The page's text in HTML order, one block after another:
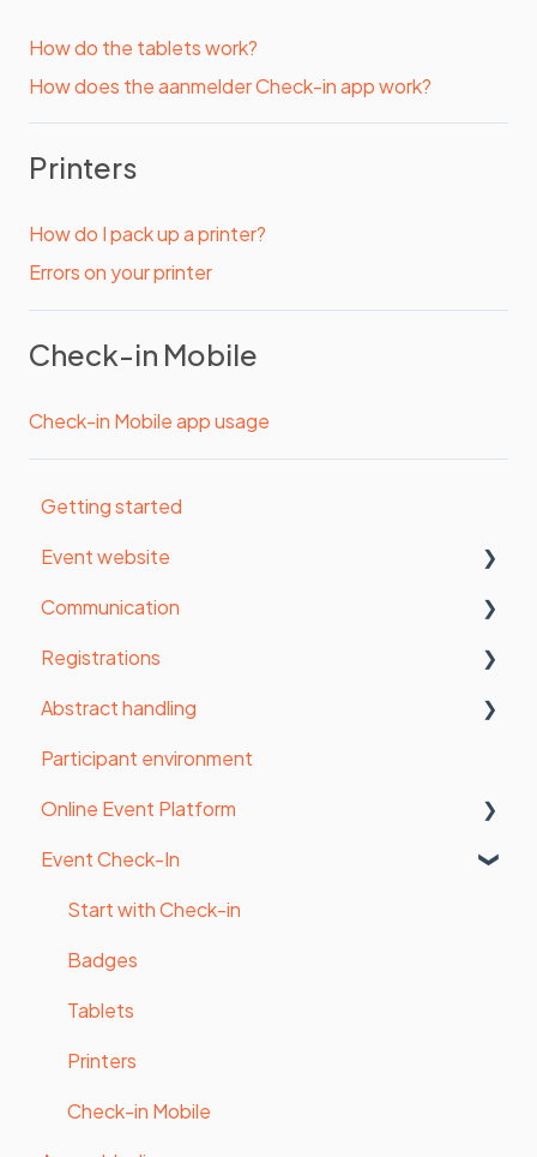
How do the tablets work?
How does the aanmelder Check-in app work?
Printers
How do I pack up a printer?
Errors on your printer
Check-in Mobile
Check-in Mobile app usage
Getting started
Event website
Organisation settings
Website settings
Form
Payments
Styling
Website
Website pages (old website builder)
Communication
Email settings
Manage contacts
Send messages
Survey
Registrations
Statistics
Registrations
Detailed statistics
Upload files
Participant invoice
Certificates
Abstract handling
General
Contribution and review form
Assign reviewers
Accept / Decline
Send messages
Export data
Participant environment
Online Event Platform
Admin panel
Speakers
Exhibitors, Sponsors
Program
Event Check-In
Start with Check-in
Badges
Tablets
Printers
Check-in Mobile